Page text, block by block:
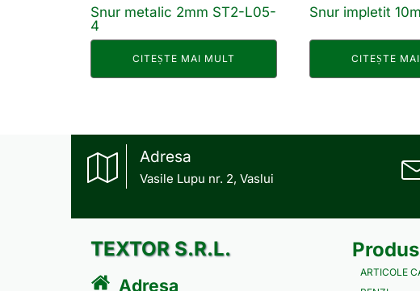
Snur metalic 2mm ST2-L05-
4
CITEȘTE MAI MULT
Snur impletit
CITEȘTE
Adresa
Vasile Lupu nr. 2, Vaslui
TEXTOR S.R.L.
Adresa
ARTICOLE